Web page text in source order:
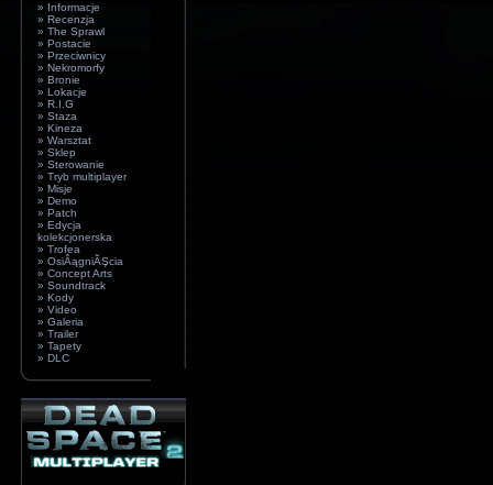
» Informacje
» Recenzja
» The Sprawl
» Postacie
» Przeciwnicy
» Nekromorfy
» Bronie
» Lokacje
» R.I.G
» Staza
» Kineza
» Warsztat
» Sklep
» Sterowanie
» Tryb multiplayer
» Misje
» Demo
» Patch
» Edycja
kolekcjonerska
» Trofea
» OsiÂągniĂŞcia
» Concept Arts
» Soundtrack
» Kody
» Video
» Galeria
» Trailer
» Tapety
» DLC